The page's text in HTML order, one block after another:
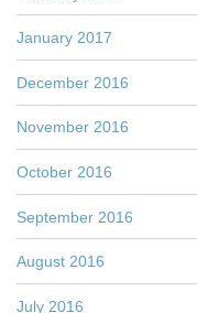
January 2017
December 2016
November 2016
October 2016
September 2016
August 2016
July 2016